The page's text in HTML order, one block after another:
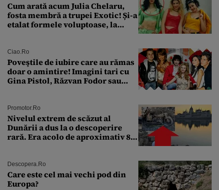
Cum arată acum Julia Chelaru,
fosta membră a trupei Exotic! Și-a
etalat formele voluptoase, la
Ciao.ro
Poveştile de iubire care au rămas
doar o amintire! Imagini tari cu
Gina Pistol, Răzvan Fodor sau
Promotor.ro
Nivelul extrem de scăzut al
Dunării a dus la o descoperire
rară. Era acolo de aproximativ 80
Descopera.ro
Care este cel mai vechi pod din
Europa?